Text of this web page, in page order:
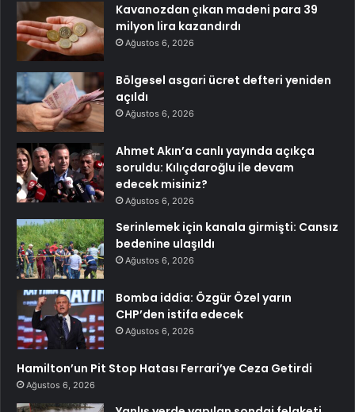
Kavanozdan çıkan madeni para 39
milyon lira kazandırdı
Ağustos 6, 2026
Bölgesel asgari ücret defteri yeniden
açıldı
Ağustos 6, 2026
Ahmet Akın’a canlı yayında açıkça
soruldu: Kılıçdaroğlu ile devam
edecek misiniz?
Ağustos 6, 2026
Serinlemek için kanala girmişti: Cansız
bedenine ulaşıldı
Ağustos 6, 2026
Bomba iddia: Özgür Özel yarın
CHP’den istifa edecek
Ağustos 6, 2026
Hamilton’un Pit Stop Hatası Ferrari’ye Ceza Getirdi
Ağustos 6, 2026